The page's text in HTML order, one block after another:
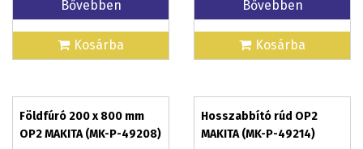
Bővebben
Kosárba
Bővebben
Kosárba
Földfúró 200 x 800 mm
OP2 MAKITA (MK-P-49208)
Hosszabbító rúd OP2
MAKITA (MK-P-49214)